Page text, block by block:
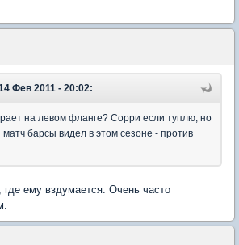
Фев 2011 - 20:02:
на левом фланге? Сорри если туплю, но
барсы видел в этом сезоне - против
где ему вздумается. Очень часто